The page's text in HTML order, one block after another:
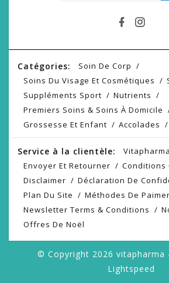
Catégories:
Soin De Corp
Soins Du Visage Et Cosmétiques
Suppléments Sport
Nutrients
Premiers Soins & Soins À Domicile
Grossesse Et Enfant
Accolades
Service à la clientèle:
Vitapharma
Envoyer Et Retourner
Conditions
Disclaimer
Déclaration De
Plan Du Site
Méthodes De
Newsletter Terms & Conditions
Offres De Noël
© Copyright 2026 vitapharma
Lightspeed